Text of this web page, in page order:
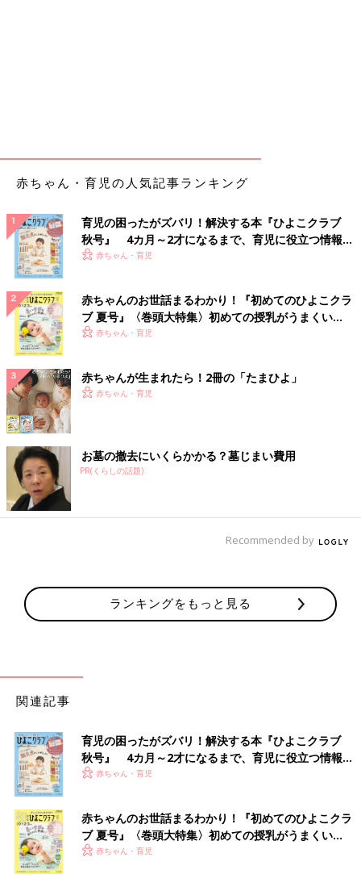
してしまったためおそらく『誰かに口止めされているので
はされてない？』『本当に大丈夫？』など念入りに尋問された。
優しい。学校は楽しいけど家で寝ないで漫画描いてるので学校で
は寝てるんですとは言えない…。
そんなわけで入学して数か月で学区外受験の上位成績組からド底
辺まで転落した私は先生にいらぬ心配をかけ、しかも卒業間際ま
で優しい先生をヤキモキさせ続けるのであった…。（先生ありが
とうごめんなさいすみません）
次回……テスト二桁はまだ序章…赤点を通り越すと通知表が空欄
になる。（実話）
こみが止まらない育児日記 第２話 恐
怖！エンドレス立ってゆらゆら
オレたちの育児はこれからだ…！31歳で婚活デ
る、慄く、ハートフルな日常をお届け！第２
話 恐怖！エンドレス立ってゆらゆら
限定公開「しつけって…」
一大センセーションを巻き起こした婚活コミッ
ク『31歳BLマンガ家が婚活するとこうなる』か
ら早何年…。『つっこみが止まらに育児日記』
御手洗直子
Profile pixivで大人気。累計閲覧数1100万を誇る爆笑コミック
エッセイスト。なんでそんなにネタ満載人生を・・・という謎の
人。既刊に「3
ームプログラマーが婚活するとこうなる」（共に新書館）、「腐
女子になると、人生こうなる！～底～」（一迅社）、「つっこみ
が止まらない育児日記」「さらにつっこみが止まらない育児日
記」（ベネッセコーポレーション）など。たまひよのサイトで、
数話限定公開中。
御手洗直子twitter：
＠mitarainaoko
赤ちゃん・育児の人気記事ランキング
育児の困ったがズバリ！解決する本『ひよこクラブ
秋号』 4カ月～2才になるまで、育児に役立つ情報が
いっぱい！
赤ちゃん・育児
赤ちゃんのお世話まるわかり！『初めてのひよこクラ
ブ 夏号』〈巻頭大特集〉初めての授乳がうまくい
く！ おっぱい・ミルクの基本と夏のトラブル 解決テ
赤ちゃん・育児
赤ちゃんが生まれたら！2冊の「たまひよ」
赤ちゃん・育児
お墓の撤去にいくらかかる？墓じまい費用
PR(くらしの話題)
Recommended by
ランキングをもっと見る
関連記事
育児の困ったがズバリ！解決する本『ひよこクラブ
秋号』 4カ月～2才になるまで、育児に役立つ情報が
いっぱい！
赤ちゃん・育児
赤ちゃんのお世話まるわかり！『初めてのひよこクラ
ブ 夏号』〈巻頭大特集〉初めての授乳がうまくい
く！ おっぱい・ミルクの基本と夏のトラブル 解決テ
赤ちゃん・育児